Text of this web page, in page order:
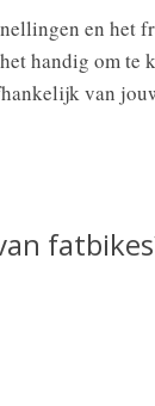
en het
handig om te
van